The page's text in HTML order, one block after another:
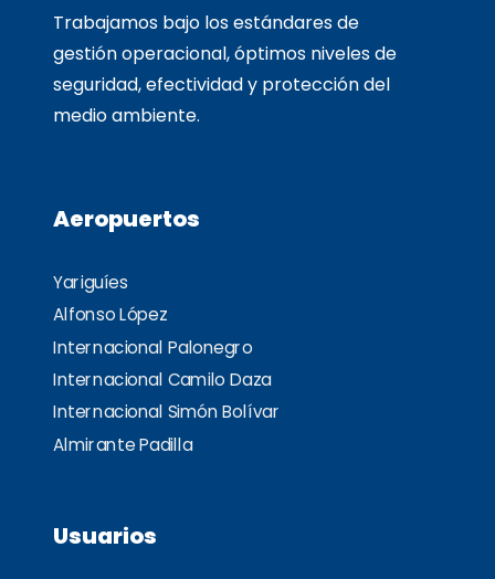
Trabajamos bajo los estándares de
gestión operacional, óptimos niveles de
seguridad, efectividad y protección del
medio ambiente.
Aeropuertos
Yariguíes
Alfonso López
Internacional Palonegro
Internacional Camilo Daza
Internacional Simón Bolívar
Almirante Padilla
Usuarios